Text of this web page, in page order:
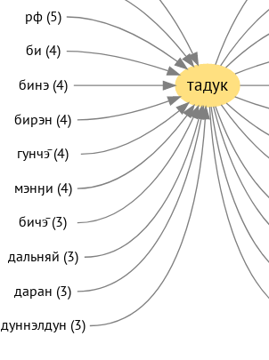
тадук
рф (5)
би (4)
бинэ (4)
бирэн (4)
гунчэ̄ (4)
мэнӈи (4)
бичэ̄ (3)
дальняй (3)
даран (3)
дуннэлдун (3)